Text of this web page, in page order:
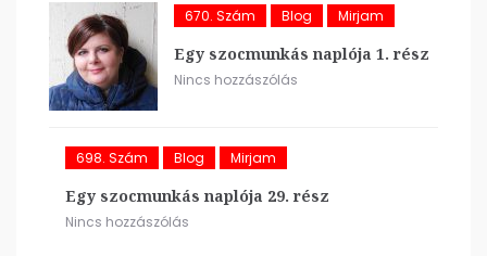
670. Szám Blog Mirjam
Egy szocmunkás naplója 1. rész
Nincs hozzászólás
698. Szám Blog Mirjam
Egy szocmunkás naplója 29. rész
Nincs hozzászólás